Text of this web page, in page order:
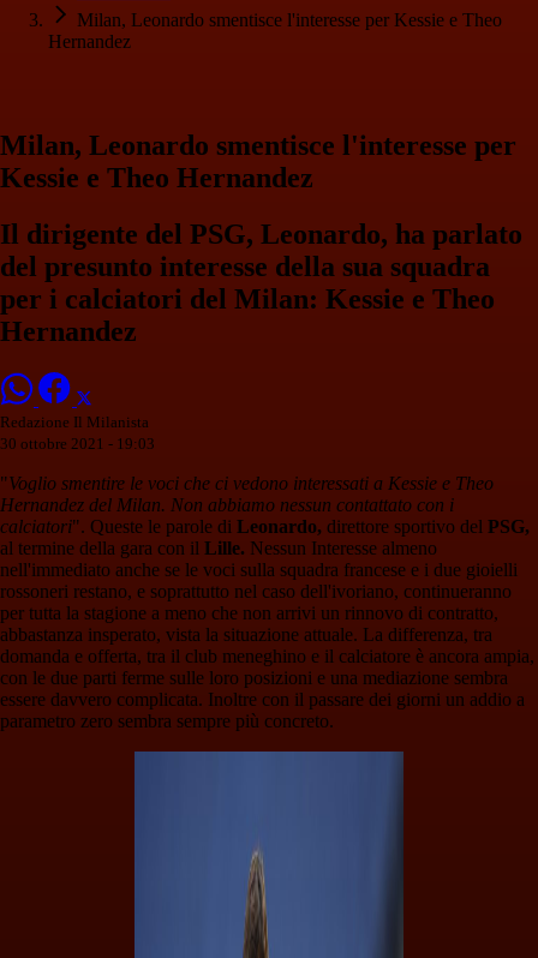
Milan, Leonardo smentisce l'interesse per Kessie e Theo
Hernandez
Milan, Leonardo smentisce l'interesse per
Kessie e Theo Hernandez
Il dirigente del PSG, Leonardo, ha parlato
del presunto interesse della sua squadra
per i calciatori del Milan: Kessie e Theo
Hernandez
Redazione Il Milanista
30 ottobre 2021 - 19:03
"Voglio smentire le voci che ci vedono interessati a Kessie e Theo
Hernandez del Milan. Non abbiamo nessun contattato con i
calciatori". Queste le parole di Leonardo, direttore sportivo del PSG,
al termine della gara con il Lille. Nessun Interesse almeno
nell'immediato anche se le voci sulla squadra francese e i due gioielli
rossoneri restano, e soprattutto nel caso dell'ivoriano, continueranno
per tutta la stagione a meno che non arrivi un rinnovo di contratto,
abbastanza insperato, vista la situazione attuale. La differenza, tra
domanda e offerta, tra il club meneghino e il calciatore è ancora ampia,
con le due parti ferme sulle loro posizioni e una mediazione sembra
essere davvero complicata. Inoltre con il passare dei giorni un addio a
parametro zero sembra sempre più concreto.